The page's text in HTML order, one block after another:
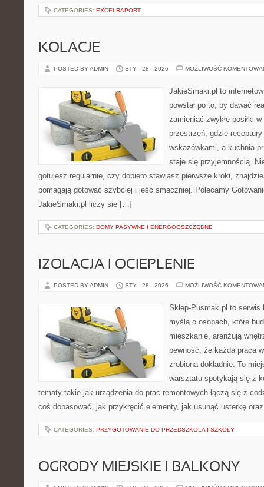
CATEGORIES: EXCELRAPORT
KOLACJE
POSTED BY ADMIN STY - 28 - 2026 MOŻLIWOŚĆ
JakieSmaki.pl to
powstał po to, by dawać
zamieniać zwykłe posiłki
przestrzeń, gdzie
wskazówkami, a kuchnia
staje się przyjemnością.
gotujesz regularnie, czy dopiero stawiasz pierwsze kroki,
pomagają gotować szybciej i jeść smaczniej. Polecamy
JakieSmaki.pl liczy się […]
CATEGORIES: DOMY PASYWNE I ENERGOOSZCZĘDNE
IZOLACJA I OCIEPLENIE
POSTED BY ADMIN STY - 28 - 2026 MOŻLIWOŚĆ
Sklep-Pusmak.pl to serwis
myślą o osobach, które
mieszkanie, aranżują
pewność, że każda praca
zrobiona dokładnie. To
warsztatu spotykają się z
tematy takie jak urządzenia do prac remontowych łączą się z
coś dopasować, jak przykręcić elementy, jak usunąć usterkę
CATEGORIES: PRZYGOTOWANIE DO PRZEDSZKOLA I SZKOŁY
OGRODY MIEJSKIE I BALKONY